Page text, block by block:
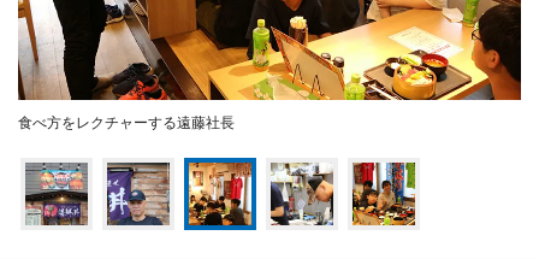
食べ方をレクチャーする遠藤社長